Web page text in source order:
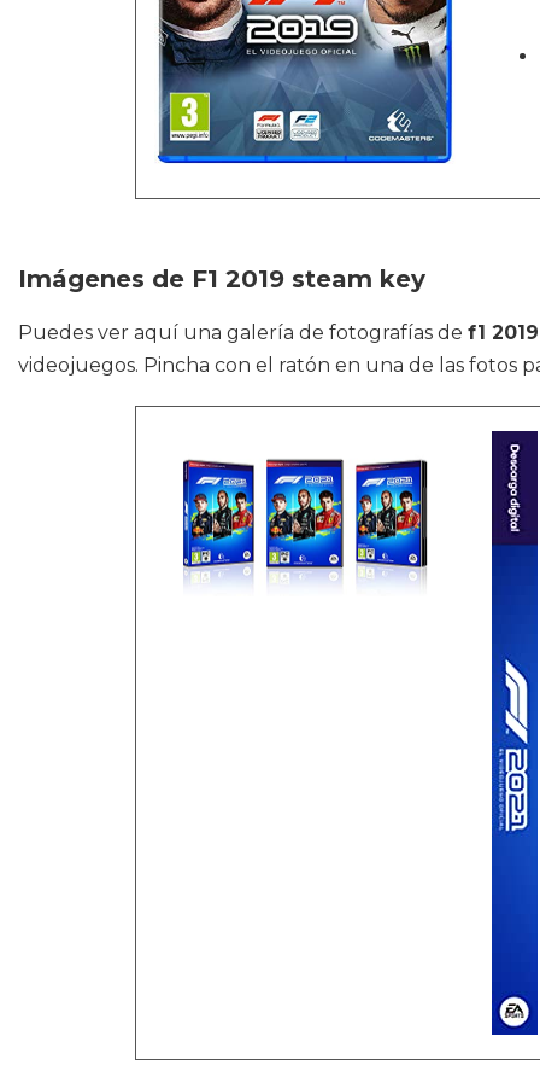
Imágenes de F1 2019 steam key
Puedes ver aquí una galería de fotografías de f1
videojuegos. Pincha con el ratón en una de las fotos